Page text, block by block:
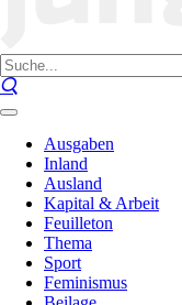
Ausgaben
Inland
Ausland
Kapital & Arbeit
Feuilleton
Thema
Sport
Feminismus